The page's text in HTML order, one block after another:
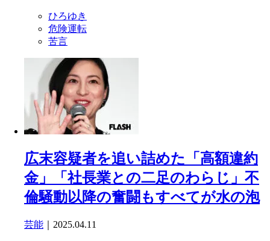
ひろゆき
危険運転
苦言
広末容疑者を追い詰めた「高額違約
金」「社長業との二足のわらじ」不
倫騒動以降の奮闘もすべてが水の泡
芸能 ｜2025.04.11